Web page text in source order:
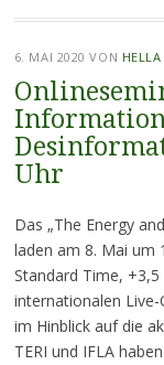
6. MAI 2020 VON
Uhr
Das „The Energy
laden am 8. Mai um
Standard Time,
internationalen
im Hinblick auf die
TERI und IFLA